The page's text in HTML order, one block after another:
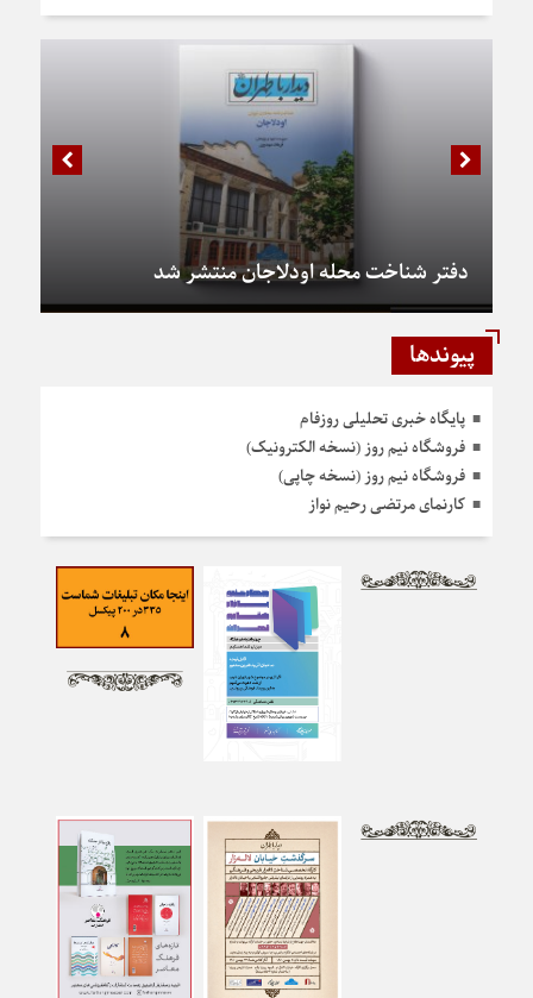
دفتر شناخت محله اودلاجان منتشر شد
پیوندها
پایگاه خبری تحلیلی روزفام
فروشگاه نیم روز (نسخه الکترونیک)
فروشگاه نیم روز (نسخه چاپی)
کارنمای مرتضی رحیم نواز